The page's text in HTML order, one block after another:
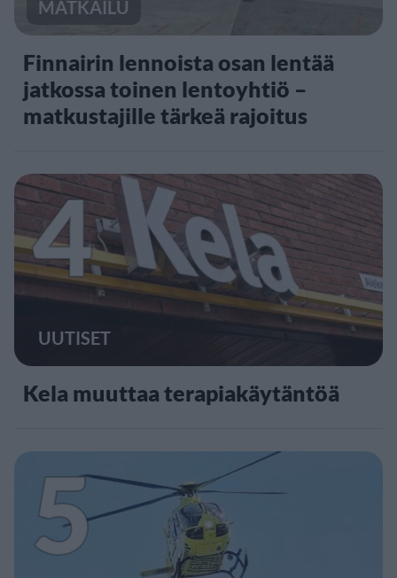
MATKAILU
Finnairin lennoista osan lentää
jatkossa toinen lentoyhtiö –
matkustajille tärkeä rajoitus
4
UUTISET
Kela muuttaa terapiakäytäntöä
5